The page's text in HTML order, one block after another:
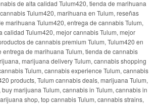
de alta calidad Tulum420, tienda de marihuana
Tulum420, marihuana en Tulum, reseñas
marihuana Tulum420, entrega de cannabis Tulum,
calidad Tulum420, mejor cannabis Tulum, mejor
de cannabis premium Tulum, Tulum420 en
entrega de marihuana Tulum, tienda de cannabis
marijuana delivery Tulum, cannabis shopping
Tulum, cannabis experience Tulum, cannabis
products, Tulum cannabis deals, marijuana Tulum,
marijuana Tulum, cannabis in Tulum, cannabis in
shop, top cannabis Tulum, cannabis strains,